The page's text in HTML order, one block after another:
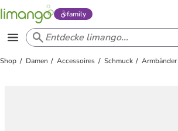
family
Shop Damen Accessoires Schmuck Armbänder